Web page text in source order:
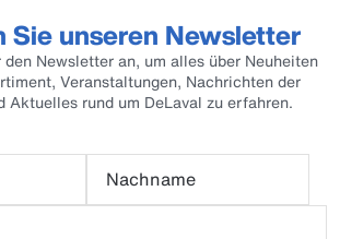
Sie unseren Newsletter
Newsletter an, um alles über Neuheiten
Veranstaltungen, Nachrichten der
rund um DeLaval zu erfahren.
Nachname